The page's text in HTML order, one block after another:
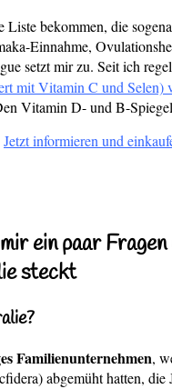
bekommen, die
Einnahme,
setzt mir zu. Seit ich
mit Vitamin C und Selen)
Vitamin D- und B-
Jetzt informieren und
ein paar
steckt
Familienunternehmen,
abgemüht hatten,